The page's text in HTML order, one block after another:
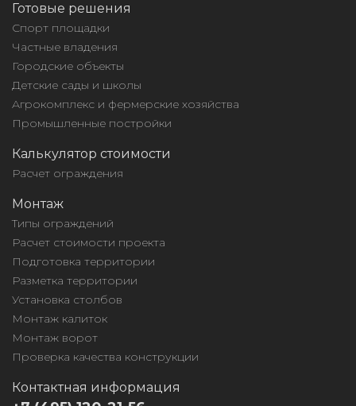
Готовые решения
Спорт площадки
Частные владения
Городские объекты
Детские сады и школы
Агрокомплекс и фермерские хозяйства
Промышленные постройки
Калькулятор стоимости
Расчет ограждения
Монтаж
Типы ограждений
Расчет стоимости проекта
Подготовка территории
Разметка территории
Установка столбов
Монтаж калиток
Монтаж ворот
Проверка качества конструкции
Контактная информация